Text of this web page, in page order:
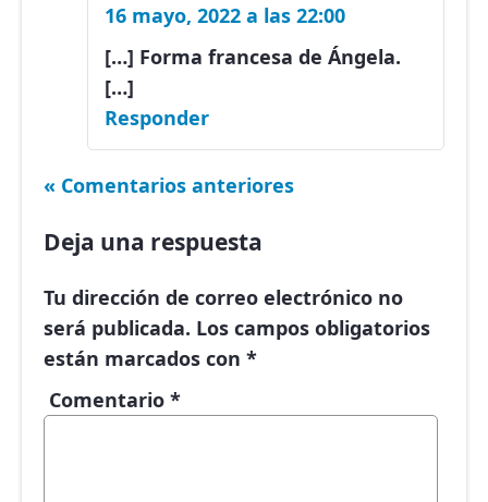
16 mayo, 2022 a las 22:00
[…] Forma francesa de Ángela.
[…]
Responder
« Comentarios anteriores
Deja una respuesta
Tu dirección de correo electrónico no
será publicada. Los campos obligatorios
están marcados con *
Comentario *